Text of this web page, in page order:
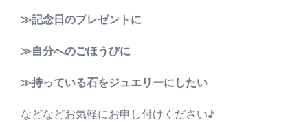
≫記念日のプレゼントに
≫自分へのごほうびに
≫持っている石をジュエリーにしたい
などなどお気軽にお申し付けください♪